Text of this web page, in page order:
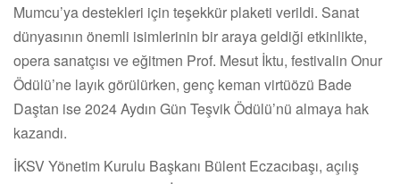
Mumcu’ya destekleri için teşekkür plaketi verildi. Sanat
dünyasının önemli isimlerinin bir araya geldiği etkinlikte,
opera sanatçısı ve eğitmen Prof. Mesut İktu, festivalin Onur
Ödülü’ne layık görülürken, genç keman virtüözü Bade
Daştan ise 2024 Aydın Gün Teşvik Ödülü’nü almaya hak
kazandı.
İKSV Yönetim Kurulu Başkanı Bülent Eczacıbaşı, açılış